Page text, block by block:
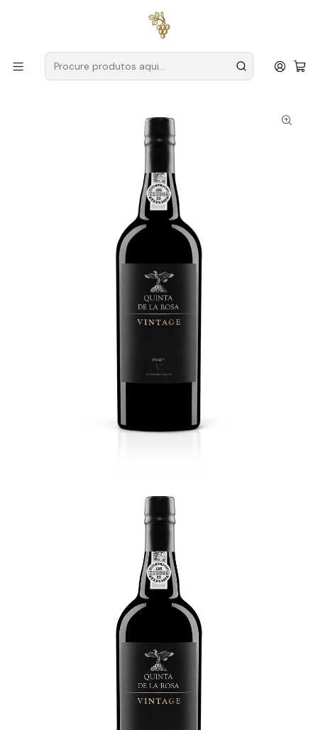
para encomendas a partir de
Produtores Douro
Quinta de La Rosa
Quinta de la Rosa Porto Vintage Magnum 2012 1.5L